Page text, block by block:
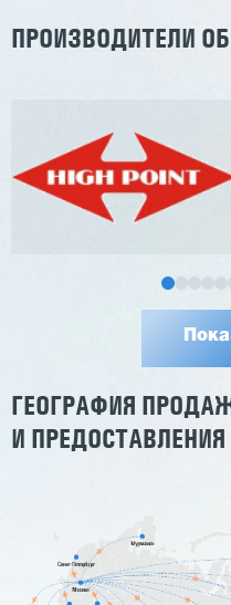
ПРОИЗВОДИТЕЛИ
ГЕОГРАФИЯ
И ПРЕДОСТАВЛЕНИЯ